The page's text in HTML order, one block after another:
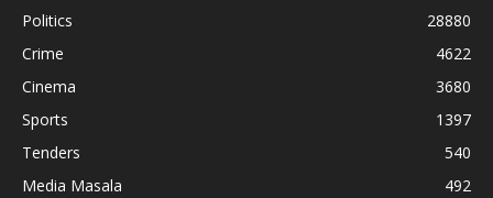
Politics
28880
Crime
4622
Cinema
3680
Sports
1397
Tenders
540
Media Masala
492